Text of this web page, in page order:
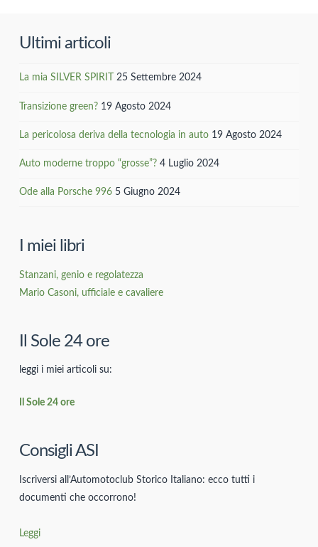
Ultimi articoli
La mia SILVER SPIRIT 25 Settembre 2024
Transizione green? 19 Agosto 2024
La pericolosa deriva della tecnologia in auto 19 Agosto 2024
Auto moderne troppo “grosse”? 4 Luglio 2024
Ode alla Porsche 996 5 Giugno 2024
I miei libri
Stanzani, genio e regolatezza
Mario Casoni, ufficiale e cavaliere
Il Sole 24 ore
leggi i miei articoli su:
Il Sole 24 ore
Consigli ASI
Iscriversi all’Automotoclub Storico Italiano: ecco tutti i
documenti che occorrono!
Leggi